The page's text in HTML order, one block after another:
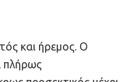
και ήρεμος. Ο
πλήρως